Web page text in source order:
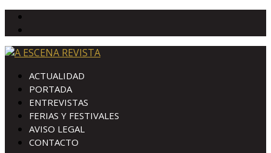
ACTUALIDAD
PORTADA
ENTREVISTAS
FERIAS Y FESTIVALES
AVISO LEGAL
CONTACTO